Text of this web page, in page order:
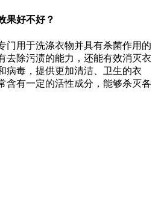
果好不好？
门用于洗涤衣物并具有杀菌作用的
去除污渍的能力，还能有效消灭衣
病毒，提供更加清洁、卫生的衣
含有一定的活性成分，能够杀灭各